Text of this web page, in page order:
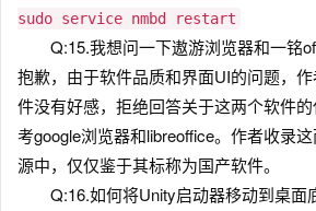
sudo service nmbd restart
Q:15.我想问一下遨游浏览器和
抱歉，由于软件品质和界面UI的问题，
件没有好感，拒绝回答关于这两个软件
考google浏览器和libreoffice。作者收录
源中，仅仅鉴于其标称为国产软件。
Q:16.如何将Unity启动器移动到